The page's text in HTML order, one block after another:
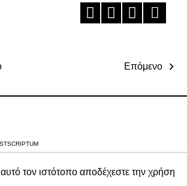
Επόμενο
αυτό τον ιστότοπο αποδέχεστε την χρήση